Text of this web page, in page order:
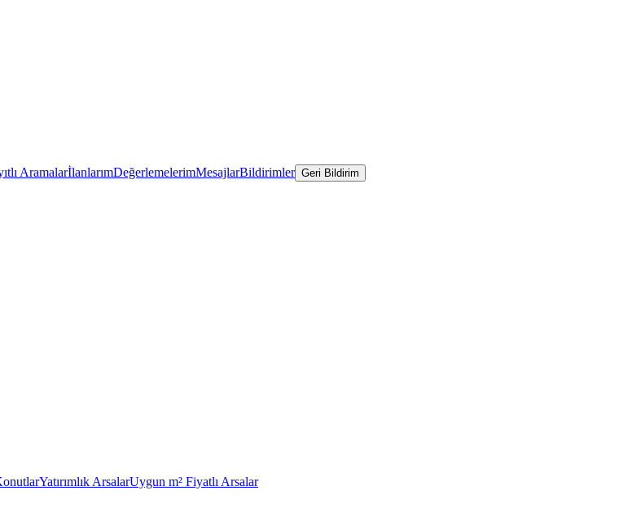
AramalarİlanlarımDeğerlemelerimMesajlarBildirimler Geri Bildirim
Yatırımlık ArsalarUygun m² Fiyatlı Arsalar